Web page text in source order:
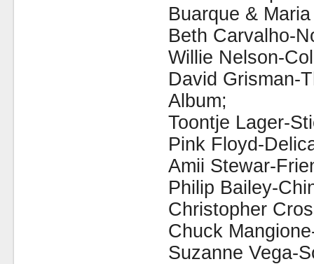
Buarque &
Beth Carvalho-
Willie Nelson-
David Grisman-
Album;
Toontje Lager-
Pink Floyd-
Amii Stewar-
Philip Bailey-
Christopher
Chuck
Suzanne Vega-